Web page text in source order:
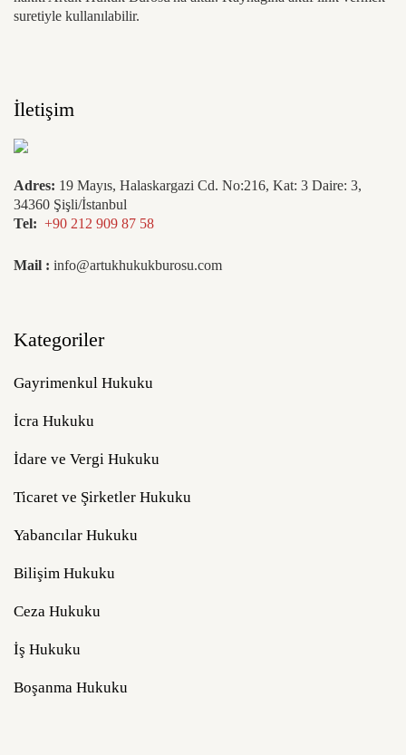
suretiyle kullanılabilir.
İletişim
Adres: 19 Mayıs, Halaskargazi Cd. No:216, Kat: 3 Daire: 3,
34360 Şişli/İstanbul
Tel: +90 212 909 87 58
Mail : info@artukhukukburosu.com
Kategoriler
Gayrimenkul Hukuku
İcra Hukuku
İdare ve Vergi Hukuku
Ticaret ve Şirketler Hukuku
Yabancılar Hukuku
Bilişim Hukuku
Ceza Hukuku
İş Hukuku
Boşanma Hukuku